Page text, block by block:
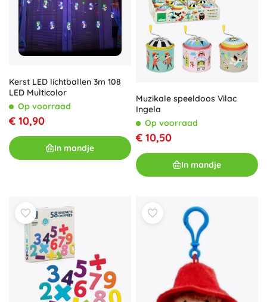
blinken uit door hoogwaardige afwerking en
kindvriendelijke materialen, zodat de omgevinggezellig
stijlvol enfunctioneel blijft. Kies voor wanddecoraties,
decoratieve kussens of een hemel boven het bed en
creëer een ruimte waar heerlijk geslapen, gespeeld en
Kerst LED lichtballen 3m 108
LED Multicolor
Op voorraad
€ 10,90
In mandje
Muzikale speeldoos Vilac
Ingela
Op voorraad
€ 10,50
In mandje